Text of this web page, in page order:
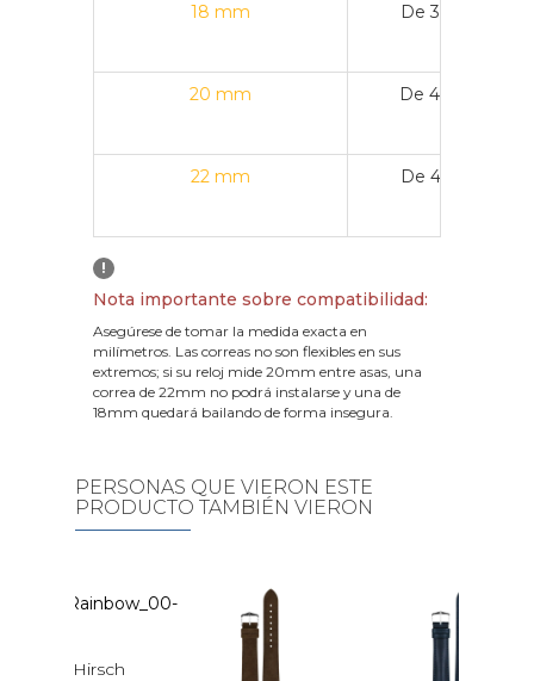
18 mm De 36 mm a
20 mm De 40 mm a
22 mm De 43 mm a
!
Nota importante sobre compatibilidad:
Asegúrese de tomar la medida exacta en
milímetros. Las correas no son flexibles en sus
extremos; si su reloj mide 20mm entre asas, una
correa de 22mm no podrá instalarse y una de
18mm quedará bailando de forma insegura.
PERSONAS QUE VIERON ESTE
PRODUCTO TAMBIÉN VIERON